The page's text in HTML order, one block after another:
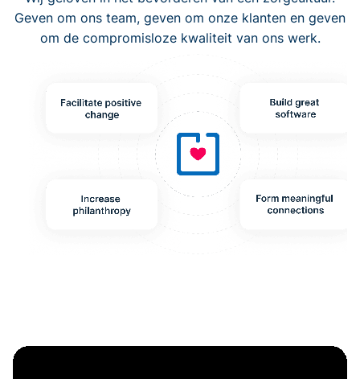
Geven om ons team, geven om onze klanten en geven
om de compromisloze kwaliteit van ons werk.